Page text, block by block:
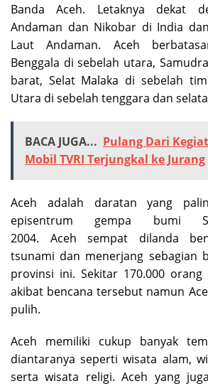
Banda Aceh. Letaknya dekat
Andaman dan Nikobar di India
Laut Andaman. Aceh
Benggala di sebelah utara,
barat, Selat Malaka di sebelah
Utara di sebelah tenggara dan
BACA JUGA... Pulang Dari
Mobil TVRI Terjungkal ke Jurang
Aceh adalah daratan yang
episentrum gempa bumi
2004. Aceh sempat dilanda
tsunami dan menerjang sebagian
provinsi ini. Sekitar 170.000
akibat bencana tersebut namun
pulih.
Aceh memiliki cukup banyak
diantaranya seperti wisata alam,
serta wisata religi. Aceh yang